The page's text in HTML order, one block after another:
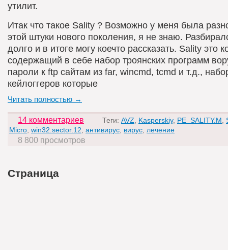
утилит.
Итак что такое Sality ? Возможно у меня была
этой штуки нового поколения, я не знаю.
долго и в итоге могу коечто рассказать. Sality это
содержащий в себе набор троянских программ
пароли к ftp сайтам из far, wincmd, tcmd и т.д.,
кейлоггеров которые
Читать полностью →
14 комментариев Теги: AVZ Kasperskiy, PE_SALITY.M
Micro win32.sector.12 антивирус вирус лечение
8 800 просмотров
Страница